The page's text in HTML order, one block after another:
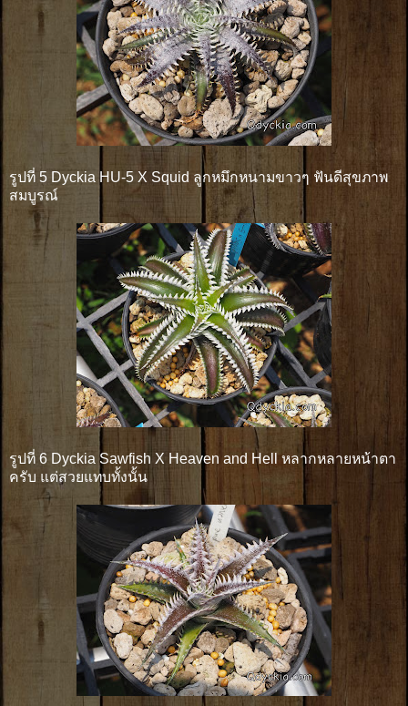
รูปที่ 5 Dyckia HU-5 X Squid ลูกหมึกหนามขาวๆ ฟันดีสุขภาพ
สมบูรณ์
รูปที่ 6 Dyckia Sawfish X Heaven and Hell หลากหลายหน้าตา
ครับ แต่สวยแทบทั้งนั้น